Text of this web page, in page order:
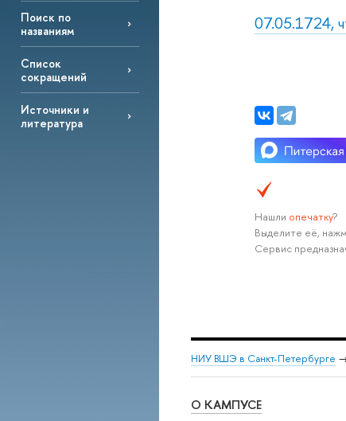
Поиск по
названиям
Список
сокращений
Источники и
литература
07.05.1724,
Нашли опечатку?
Выделите её,
Сервис
НИУ ВШЭ в Санкт-Петербурге
О КАМПУСЕ